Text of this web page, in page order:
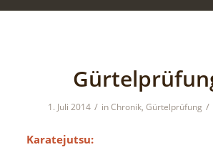
1. Juli 2014 / inChronik,Gürtelprüfung /
Karatejutsu: